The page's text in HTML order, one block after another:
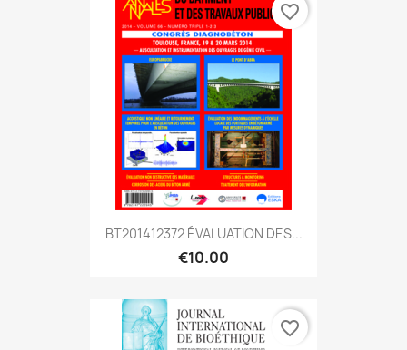
BT201412372 ÉVALUATION DES...
€10.00
favorite_border
favorite_border